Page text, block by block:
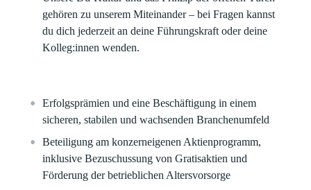
gehören zu unserem Miteinander – bei Fragen kannst
du dich jederzeit an deine Führungskraft oder deine
Kolleg:innen wenden.
Erfolgsprämien und eine Beschäftigung in einem
sicheren, stabilen und wachsenden Branchenumfeld​
Beteiligung am konzerneigenen Aktienprogramm,
inklusive Bezuschussung von Gratisaktien und
Förderung der betrieblichen Altersvorsorge​